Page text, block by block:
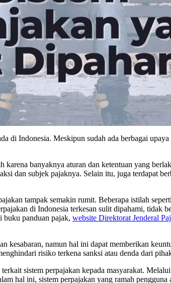
di Indonesia. Meskipun sudah ada berbagai
banyaknya aturan dan ketentuan yang
dan subjek pajaknya. Selain itu, juga terdapat
tampak semakin rumit. Beberapa istilah
di Indonesia terkesan sulit dipahami, tidak
buku panduan pajak, website Direktorat Jenderal
namun hal ini dapat memberikan
risiko terkena sanksi atau denda dari
sistem perpajakan kepada masyarakat.
hal ini, sistem perpajakan yang ramah